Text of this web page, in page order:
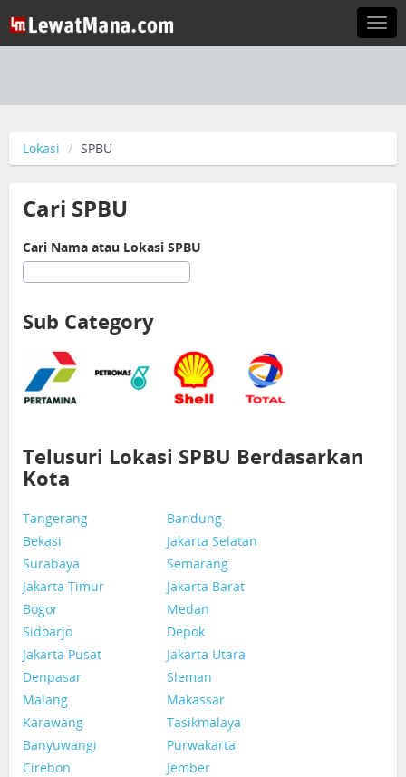
Lokasi SPBU
Cari SPBU
Cari Nama atau Lokasi SPBU
Sub Category
Telusuri Lokasi SPBU Berdasarkan
Kota
Tangerang
Bandung
Bekasi
Jakarta Selatan
Surabaya
Semarang
Jakarta Timur
Jakarta Barat
Bogor
Medan
Sidoarjo
Depok
Jakarta Pusat
Jakarta Utara
Denpasar
Sleman
Malang
Makassar
Karawang
Tasikmalaya
Banyuwangi
Purwakarta
Cirebon
Jember